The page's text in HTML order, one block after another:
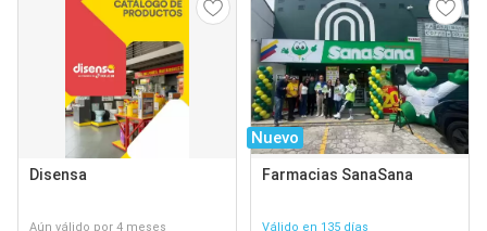
Disensa
Aún válido por 4 meses
Nuevo
Farmacias SanaSana
Válido en 135 días